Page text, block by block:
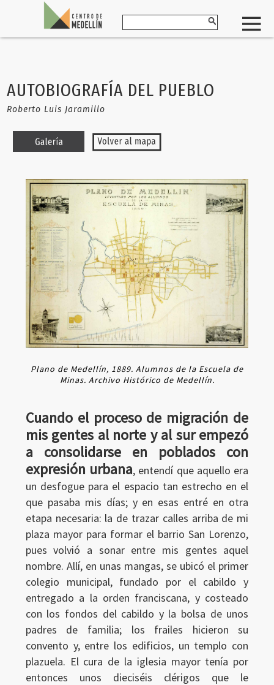
AUTOBIOGRAFÍA DEL PUEBLO
Roberto Luis Jaramillo
Plano de Medellín, 1889. Alumnos de la Escuela de
Minas. Archivo Histórico de Medellín.
Cuando el proceso de migración de
mis gentes al norte y al sur empezó
a consolidarse en poblados con
expresión urbana, entendí que aquello era
un desfogue para el espacio tan estrecho en el
que pasaba mis días; y en esas entré en otra
etapa necesaria: la de trazar calles arriba de mi
plaza mayor para formar el barrio San Lorenzo,
pues volvió a sonar entre mis gentes aquel
nombre. Allí, en unas mangas, se ubicó el primer
colegio municipal, fundado por el cabildo y
entregado a la orden franciscana, y costeado
con los fondos del cabildo y la bolsa de unos
padres de familia; los frailes hicieron su
convento y, entre los edificios, un templo con
plazuela. El cura de la iglesia mayor tenía por
entonces unos dieciséis clérigos que le